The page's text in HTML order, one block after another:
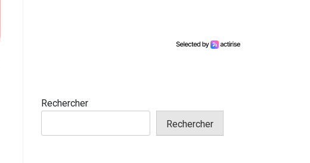
Rechercher
Rechercher